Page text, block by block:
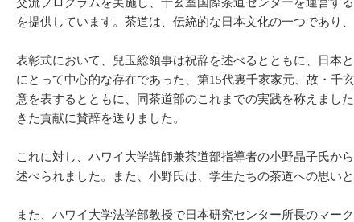
を提供しています。茶道は、伝統的な日本文化の一つであり
表彰式において、兒玉総領事は祝辞を述べるとともに、日本
にとって中心的な存在であった、第15代裏千家家元、故・千
意を表するとともに、同茶道部のこれまでの実践を称えまし
きた貢献に賛辞を送りました。
これに対し、ハワイ大学講師兼茶道部指導者の小野晶子氏か
述べられました。また、小野氏は、学生たちの茶道への思い
また、ハワイ大学法学部教授で日本研究センター所長のマー